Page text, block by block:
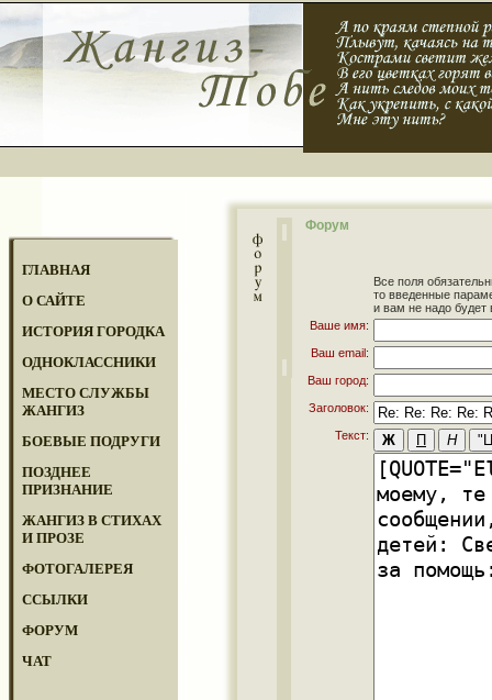
ГЛАВНАЯ
О САЙТЕ
ИСТОРИЯ ГОРОДКА
ОДНОКЛАССНИКИ
МЕСТО СЛУЖБЫ
ЖАНГИЗ
БОЕВЫЕ ПОДРУГИ
ПОЗДНЕЕ
ПРИЗНАНИЕ
ЖАНГИЗ В СТИХАХ
И ПРОЗЕ
ФОТОГАЛЕРЕЯ
ССЫЛКИ
ФОРУМ
ЧАТ
Форум
Все поля
то введенные
и вам не надо будет
Ваше имя:
Ваш email:
Ваш город:
Заголовок:
Текст: